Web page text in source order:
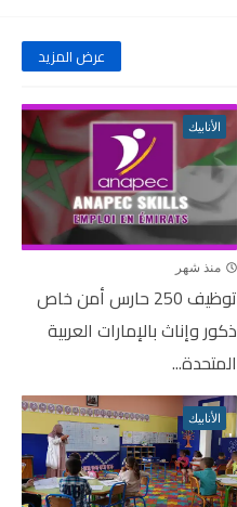
عرض المزيد
الأنابيك
منذ شهر
توظيف 250 حارس أمن خاص
ذكور وإناث بالإمارات العربية
المتحدة...
الأنابيك